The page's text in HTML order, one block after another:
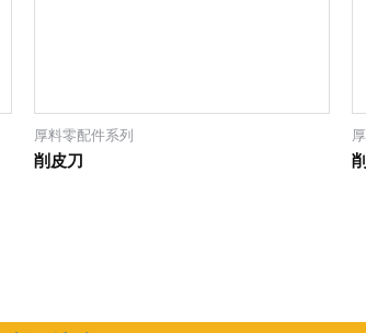
厚料零配件系列
削皮刀